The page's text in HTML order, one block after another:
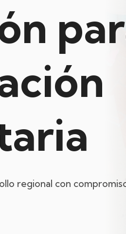
regional con